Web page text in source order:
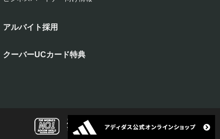
アルバイト採用
クーバーUCカード特典